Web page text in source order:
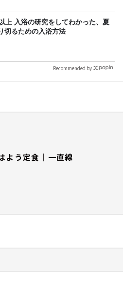
上 入浴の研究をしてわかった、夏
切るための入浴方法
Recommended by
よう定食｜一直線